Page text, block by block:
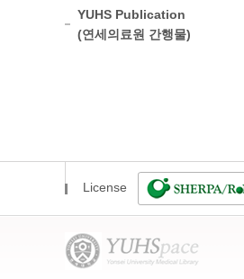
YUHS Publication
(연세의료원 간행물)
License